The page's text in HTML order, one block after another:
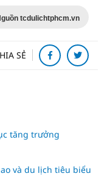
tcdulichtphcm.vn
SẺ
tăng trưởng
và du lịch tiêu biểu